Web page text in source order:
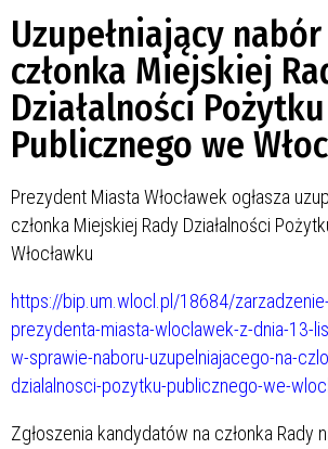
Uzupełniający
członka Miejskiej
Działalności Pożytku
Publicznego we
Prezydent Miasta Włocławek ogłasza
członka Miejskiej Rady Działalności
Włocławku
https://bip.um.wlocl.pl/18684/
prezydenta-miasta-wloclawek-z-dnia-13-
w-sprawie-naboru-uzupelniajacego-na-
dzialalnosci-pozytku-publicznego-we-
Zgłoszenia kandydatów na członka Rady